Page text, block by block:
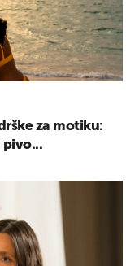
za motiku:
pivo...